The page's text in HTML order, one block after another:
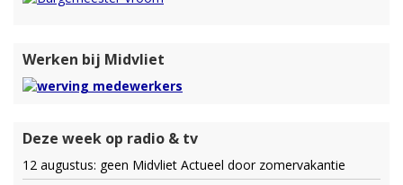
Werken bij Midvliet
Deze week op radio & tv
12 augustus: geen Midvliet Actueel door zomervakantie